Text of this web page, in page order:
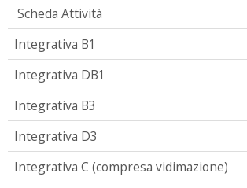
Scheda Attività
Integrativa B1
Integrativa DB1
Integrativa B3
Integrativa D3
Integrativa C (compresa vidimazione)